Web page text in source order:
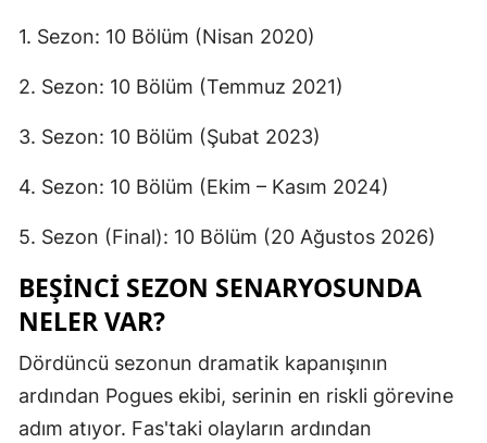
1. Sezon: 10 Bölüm (Nisan 2020)
2. Sezon: 10 Bölüm (Temmuz 2021)
3. Sezon: 10 Bölüm (Şubat 2023)
4. Sezon: 10 Bölüm (Ekim – Kasım 2024)
5. Sezon (Final): 10 Bölüm (20 Ağustos 2026)
BEŞİNCİ SEZON SENARYOSUNDA
NELER VAR?
Dördüncü sezonun dramatik kapanışının
ardından Pogues ekibi, serinin en riskli görevine
adım atıyor. Fas'taki olayların ardından